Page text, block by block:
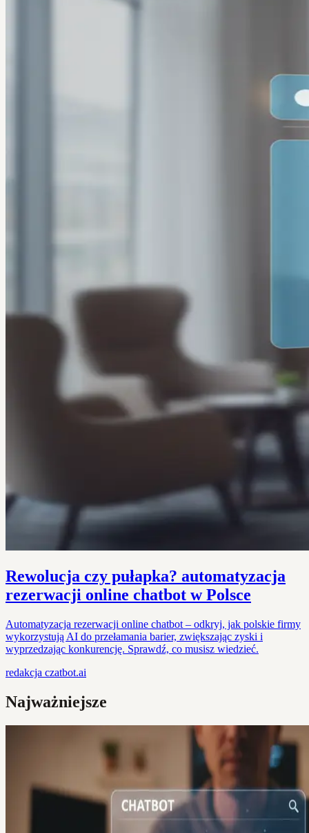
Rewolucja czy pułapka? automatyzacja
rezerwacji online chatbot w Polsce
Automatyzacja rezerwacji online chatbot – odkryj, jak polskie firmy
wykorzystują AI do przełamania barier, zwiększając zyski i
wyprzedzając konkurencję. Sprawdź, co musisz wiedzieć.
redakcja czatbot.ai
Najważniejsze